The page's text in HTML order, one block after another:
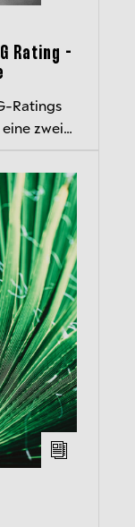
Rating -
Ratings
zweite